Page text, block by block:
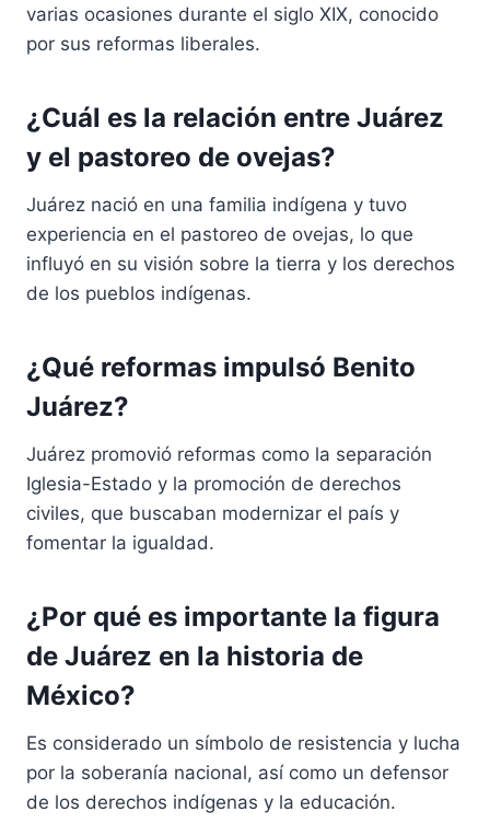
varias ocasiones durante el siglo XIX, conocido
por sus reformas liberales.
¿Cuál es la relación entre Juárez
y el pastoreo de ovejas?
Juárez nació en una familia indígena y tuvo
experiencia en el pastoreo de ovejas, lo que
influyó en su visión sobre la tierra y los derechos
de los pueblos indígenas.
¿Qué reformas impulsó Benito
Juárez?
Juárez promovió reformas como la separación
Iglesia-Estado y la promoción de derechos
civiles, que buscaban modernizar el país y
fomentar la igualdad.
¿Por qué es importante la figura
de Juárez en la historia de
México?
Es considerado un símbolo de resistencia y lucha
por la soberanía nacional, así como un defensor
de los derechos indígenas y la educación.